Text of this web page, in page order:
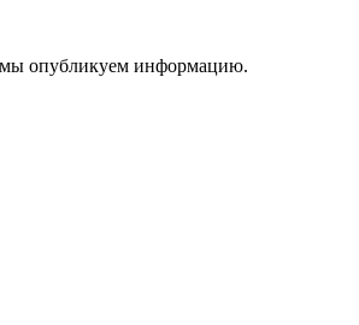
опубликуем информацию.